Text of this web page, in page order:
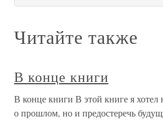
Читайте также
В конце книги
В конце книги В этой книге я хотел
о прошлом, но и предостеречь